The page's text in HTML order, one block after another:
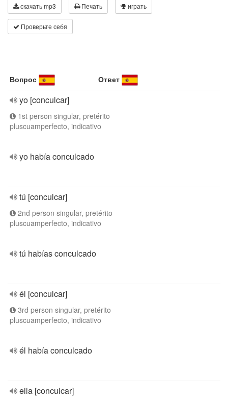
скачать mp3 Печать играть
Проверьте себя
Вопрос Ответ
yo [conculcar]
1st person singular, pretérito
pluscuamperfecto, indicativo
yo había conculcado
tú [conculcar]
2nd person singular, pretérito
pluscuamperfecto, indicativo
tú habías conculcado
él [conculcar]
3rd person singular, pretérito
pluscuamperfecto, indicativo
él había conculcado
ella [conculcar]